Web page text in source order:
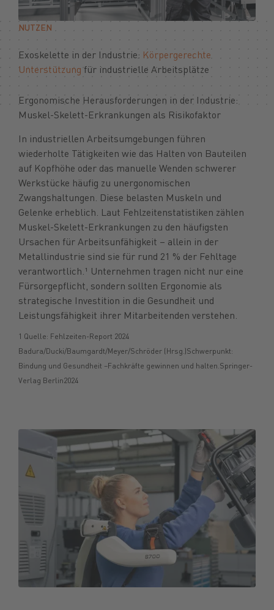
NUTZEN
Exoskelette in der Industrie: Körpergerechte
Unterstützung für industrielle Arbeitsplätze
Ergonomische Herausforderungen in der Industrie:
Muskel-Skelett-Erkrankungen als Risikofaktor
In industriellen Arbeitsumgebungen führen
wiederholte Tätigkeiten wie das Halten von Bauteilen
auf Kopfhöhe oder das manuelle Wenden schwerer
Werkstücke häufig zu unergonomischen
Zwangshaltungen. Diese belasten Muskeln und
Gelenke erheblich. Laut Fehlzeitenstatistiken zählen
Muskel-Skelett-Erkrankungen zu den häufigsten
Ursachen für Arbeitsunfähigkeit – allein in der
Metallindustrie sind sie für rund 21 % der Fehltage
verantwortlich.¹ Unternehmen tragen nicht nur eine
Fürsorgepflicht, sondern sollten Ergonomie als
strategische Investition in die Gesundheit und
Leistungsfähigkeit ihrer Mitarbeitenden verstehen.
1 Quelle: Fehlzeiten-Report 2024
Badura/Ducki/Baumgardt/Meyer/Schröder (Hrsg.)Schwerpunkt:
Bindung und Gesundheit –Fachkräfte gewinnen und halten.Springer-
Verlag Berlin2024